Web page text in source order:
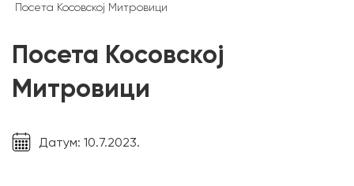
content
Посета Косовској Митровици
Посета Косовској
Митровици
Датум: 10.7.2023.